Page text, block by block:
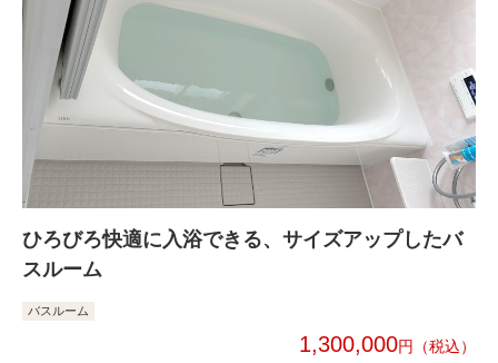
ひろびろ快適に入浴できる、サイズアップしたバ
スルーム
バスルーム
1,300,000円